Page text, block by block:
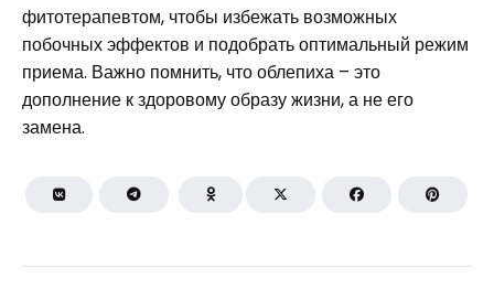
фитотерапевтом, чтобы избежать возможных
побочных эффектов и подобрать оптимальный режим
приема. Важно помнить, что облепиха – это
дополнение к здоровому образу жизни, а не его
замена.